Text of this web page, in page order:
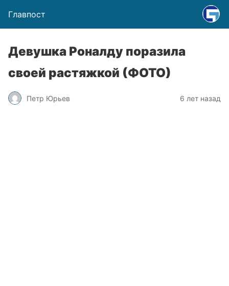
Главпост
Девушка Роналду поразила
своей растяжкой (ФОТО)
Петр Юрьев 6 лет назад